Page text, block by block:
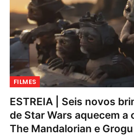
FILMES
ESTREIA | Seis novos
de Star Wars aquecem a
The Mandalorian e